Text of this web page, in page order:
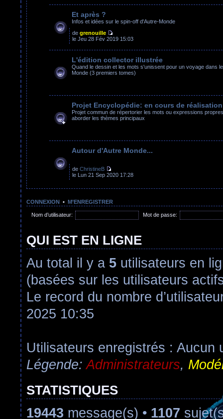
Et après ?
Infos et idées sur le spin-off d'Autre-Monde
de grenouille
le Jeu 28 Fév 2019 15:03
L'édition collector illustrée
Quand le dessin et les mots s'unissent pour un voyage dans
Monde (3 premiers tomes)
Projet Encyclopédie: en cours de réalisation
Projet commun de répertorier les mots ou expressions
aborder les thèmes principaux
Autour d'Autre Monde...
de ChristineB
le Lun 21 Sep 2020 17:28
CONNEXION• M’ENREGISTRER
Nom d’utilisateur: Mot de passe:
QUI EST EN LIGNE
Au total il y a 5utilisateurs en
(basées sur les utilisateurs
Le record du nombre
2025 10:35
Utilisateurs enregistrés : Aucun
Légende:Administrateurs,
STATISTIQUES
19443 message(s) • 1107